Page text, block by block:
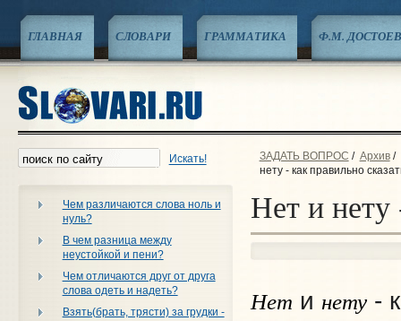
ГЛАВНАЯ СЛОВАРИ ГРАММАТИКА Ф.М.
Искать!
Чем различаются слова ноль и
нуль?
В чем разница между
неустойкой и пени?
Чем отличаются друг от друга
слова одеть и надеть?
Взять(брать, трясти) за грудки -
ЗАДАТЬ ВОПРОС / Архив/
нету - как правильно
Нет и нету
Нет и нету-